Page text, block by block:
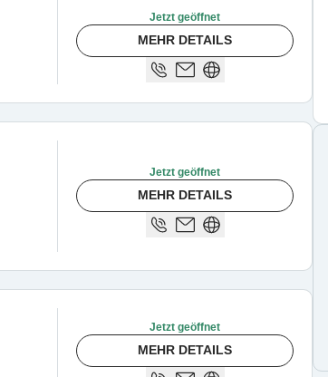
Jetzt geöffnet
MEHR DETAILS
Jetzt geöffnet
MEHR DETAILS
Jetzt geöffnet
MEHR DETAILS